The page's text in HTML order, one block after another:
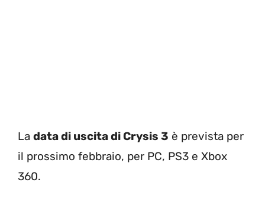
La data di uscita di Crysis 3 è prevista per
il prossimo febbraio, per PC, PS3 e Xbox
360.